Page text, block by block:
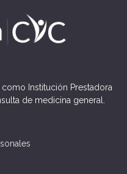
Institución Prestadora
de medicina general.